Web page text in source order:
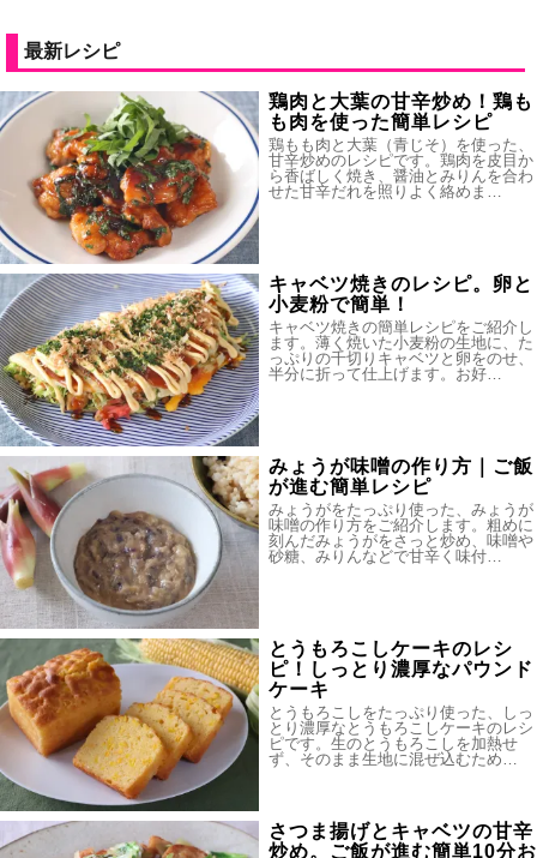
最新レシピ
鶏肉と大葉の甘辛炒め！鶏も
も肉を使った簡単レシピ
鶏もも肉と大葉（青じそ）を使った、
甘辛炒めのレシピです。鶏肉を皮目か
ら香ばしく焼き、醤油とみりんを合わ
せた甘辛だれを照りよく絡めま…
キャベツ焼きのレシピ。卵と
小麦粉で簡単！
キャベツ焼きの簡単レシピをご紹介し
ます。薄く焼いた小麦粉の生地に、た
っぷりの千切りキャベツと卵をのせ、
半分に折って仕上げます。お好…
みょうが味噌の作り方｜ご飯
が進む簡単レシピ
みょうがをたっぷり使った、みょうが
味噌の作り方をご紹介します。粗めに
刻んだみょうがをさっと炒め、味噌や
砂糖、みりんなどで甘辛く味付…
とうもろこしケーキのレシ
ピ！しっとり濃厚なパウンド
ケーキ
とうもろこしをたっぷり使った、しっ
とり濃厚なとうもろこしケーキのレシ
ピです。生のとうもろこしを加熱せ
ず、そのまま生地に混ぜ込むため…
さつま揚げとキャベツの甘辛
炒め。ご飯が進む簡単10分お